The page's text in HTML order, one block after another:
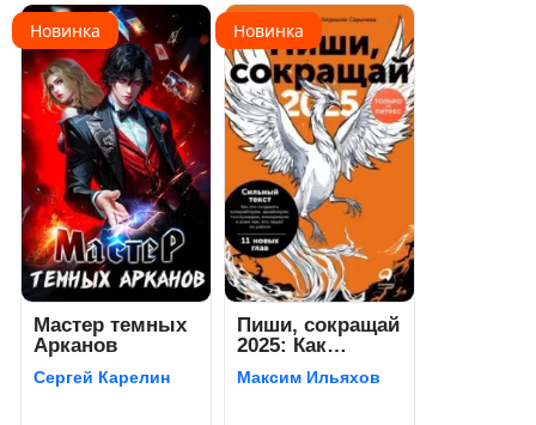
Новинка
Мастер темных
Арканов
Сергей Карелин
Новинка
Пиши, сокращай
2025: Как
создавать
сильный текст
Максим Ильяхов